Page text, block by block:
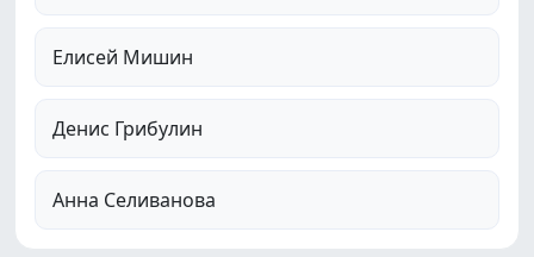
Елисей Мишин
Денис Грибулин
Анна Селиванова